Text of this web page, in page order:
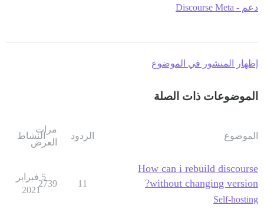
دعم - Discourse Meta
إظهار المنشور في الموضوع
الموضوعات ذات الصلة
الموضوع الردود
مرات
العرض
النشاط
How can i rebuild discourse
without changing version?
Self-hosting
11
2739
5 فبراير
2021